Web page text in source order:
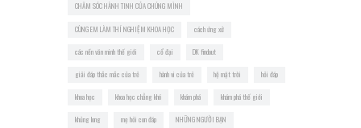
CHĂM SÓC HÀNH TINH CỦA CHÚNG MÌNH
CÙNG EM LÀM THÍ NGHIỆM KHOA HỌC cách ứng xử
các nền văn minh thế giới cổ đại DK findout
giải đáp thắc mắc của trẻ hành vi của trẻ hệ mặt trời hỏi đáp
khoa học khoa học chẳng khó khám phá khám phá thế giới
khủng long mẹ hỏi con đáp NHỮNG NGƯỜI BẠN